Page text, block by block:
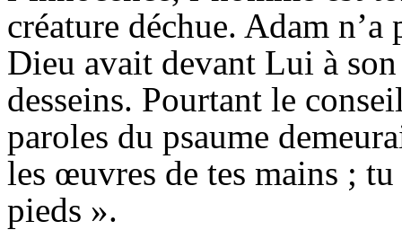
créature déchue. Adam
Dieu avait devant Lui à son
desseins. Pourtant le
paroles du psaume
les œuvres de tes mains ; tu
pieds ».